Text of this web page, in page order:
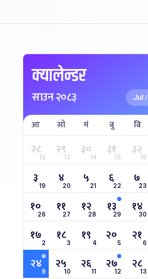
क्यालेन्डर
साउन २०८३ Jul /
आ सो मं बु बि
२८12 २९13 ३०14 ३१15 ३२16
३ 19 ४20 ५ 21 ६22 ७23
१०26 ११27 १२28 १३29 १४30
१७2 १८3 १९ 4 २०5 २१6
२४9 २५10 २६11 २७12 २८13